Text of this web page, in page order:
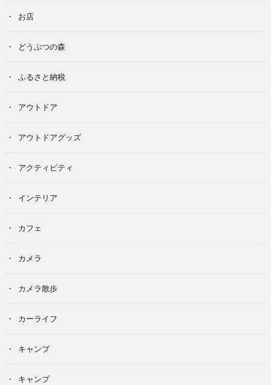
お店
どうぶつの森
ふるさと納税
アウトドア
アウトドアグッズ
アクティビティ
インテリア
カフェ
カメラ
カメラ散歩
カーライフ
キャンプ
キャンプ